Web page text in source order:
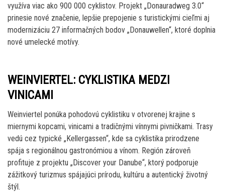
využíva viac ako 900 000 cyklistov. Projekt „Donauradweg 3.0“
prinesie nové značenie, lepšie prepojenie s turistickými cieľmi aj
modernizáciu 27 informačných bodov „Donauwellen“, ktoré doplnia
nové umelecké motívy.
WEINVIERTEL: CYKLISTIKA MEDZI
VINICAMI
Weinviertel ponúka pohodovú cyklistiku v otvorenej krajine s
miernymi kopcami, vinicami a tradičnými vínnymi pivničkami. Trasy
vedú cez typické „Kellergassen“, kde sa cyklistika prirodzene
spája s regionálnou gastronómiou a vínom. Región zároveň
profituje z projektu „Discover your Danube“, ktorý podporuje
zážitkový turizmus spájajúci prírodu, kultúru a autentický životný
štýl.